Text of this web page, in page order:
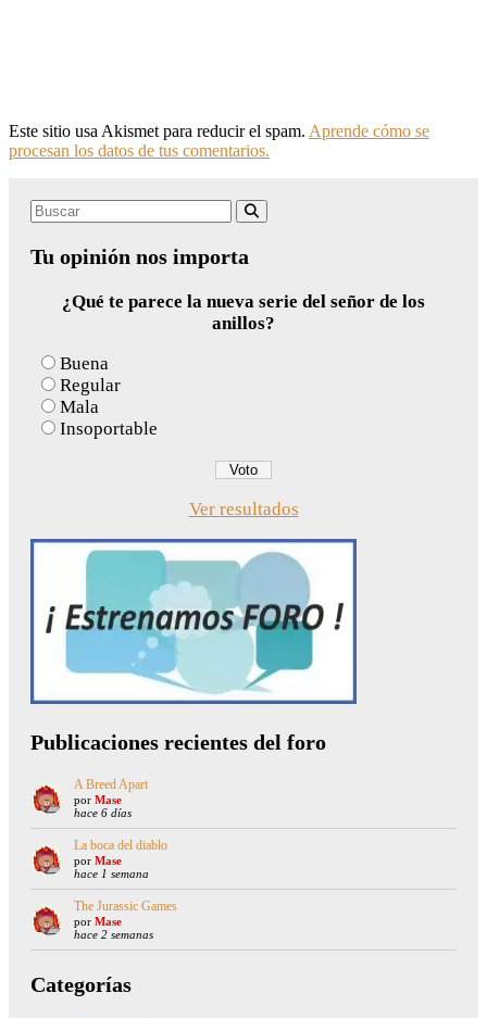
Este sitio usa Akismet para reducir el spam. Aprende cómo se
procesan los datos de tus comentarios.
Search
Tu opinión nos importa
¿Qué te parece la nueva serie del señor de los
anillos?
Buena
Regular
Mala
Insoportable
Ver resultados
Publicaciones recientes del foro
A Breed Apart
por Mase
hace 6 días
La boca del diablo
por Mase
hace 1 semana
The Jurassic Games
por Mase
hace 2 semanas
Categorías